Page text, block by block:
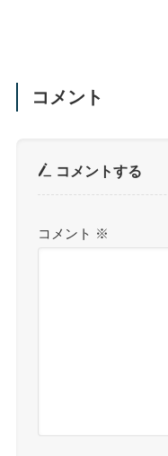
コメント
コメントする
コメント ※